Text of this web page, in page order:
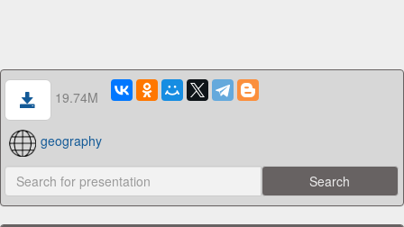
19.74M
geography